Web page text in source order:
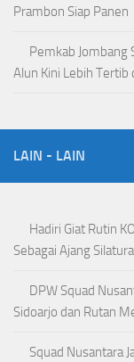
Prambon Siap Panen
Pemkab Jombang
Alun Kini Lebih Tertib
LAIN - LAIN
Hadiri Giat Rutin
Sebagai Ajang
DPW Squad
Sidoarjo dan Rutan
Squad Nusantara